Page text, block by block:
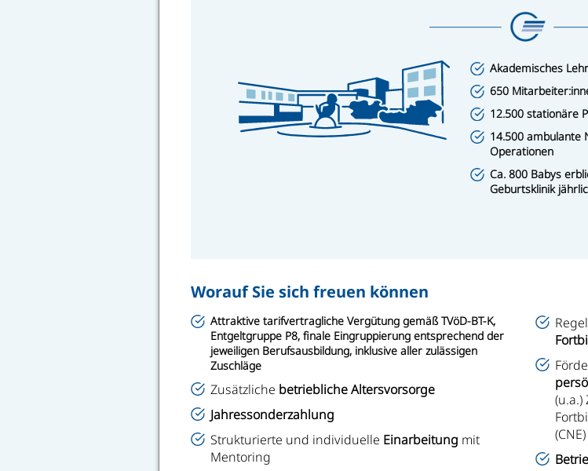
Akademisches
650
12.500 stationäre
14.500 ambulante
Operationen
Ca. 800 Babys
Geburtsklinik
Worauf Sie sich freuen können
Attraktive tarifvertragliche Vergütung gemäß TVöD-BT-K,
Entgeltgruppe P8, finale Eingruppierung entsprechend der
jeweiligen Berufsausbildung, inklusive aller zulässigen
Zuschläge
Zusätzliche betriebliche Altersvorsorge
Jahressonderzahlung
Strukturierte und individuelle Einarbeitung mit
Mentoring
(CNE)